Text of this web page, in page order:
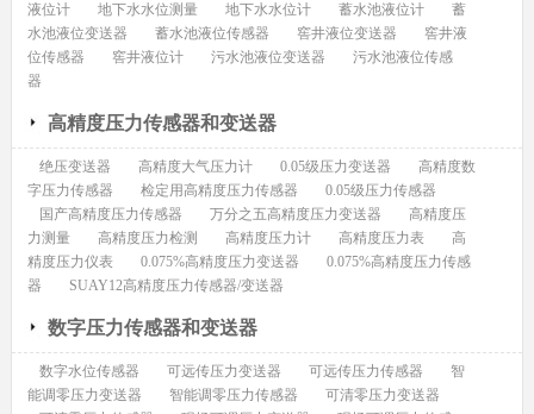
液位计
地下水水位测量 地下水水位计 蓄水池液位计
蓄
水池液位变送器
蓄水池液位传感器 窖井液位变送器
窖井液
位传感器
窖井液位计 污水池液位变送器
污水池液位传感
器
高精度压力传感器和变送器
绝压变送器 高精度大气压力计 0.05级压力变送器
高精度数
字压力传感器
检定用高精度压力传感器
0.05级压力传感器
国产高精度压力传感器
万分之五高精度压力变送器
高精度压
力测量
高精度压力检测 高精度压力计 高精度压力表
高
精度压力仪表
0.075%高精度压力变送器
0.075%高精度压力传感
器
SUAY12高精度压力传感器/变送器
数字压力传感器和变送器
数字水位传感器 可远传压力变送器 可远传压力传感器
智
能调零压力变送器
智能调零压力传感器
可清零压力变送器